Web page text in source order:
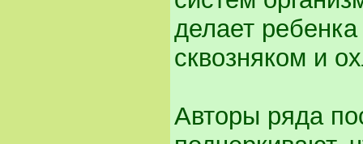
делает
сквозняком и
Авторы ряда